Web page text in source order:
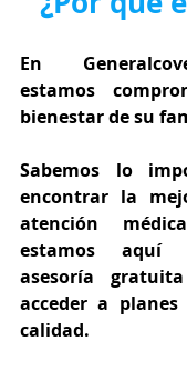
En
estamos
bienestar de su
Sabemos lo
encontrar la
atención
estamos aquí
asesoría
acceder a
calidad.